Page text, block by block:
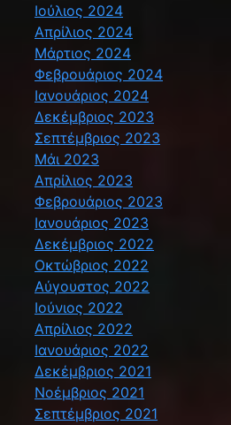
Ιούλιος 2024
Απρίλιος 2024
Μάρτιος 2024
Φεβρουάριος 2024
Ιανουάριος 2024
Δεκέμβριος 2023
Σεπτέμβριος 2023
Μάι 2023
Απρίλιος 2023
Φεβρουάριος 2023
Ιανουάριος 2023
Δεκέμβριος 2022
Οκτώβριος 2022
Αύγουστος 2022
Ιούνιος 2022
Απρίλιος 2022
Ιανουάριος 2022
Δεκέμβριος 2021
Νοέμβριος 2021
Σεπτέμβριος 2021